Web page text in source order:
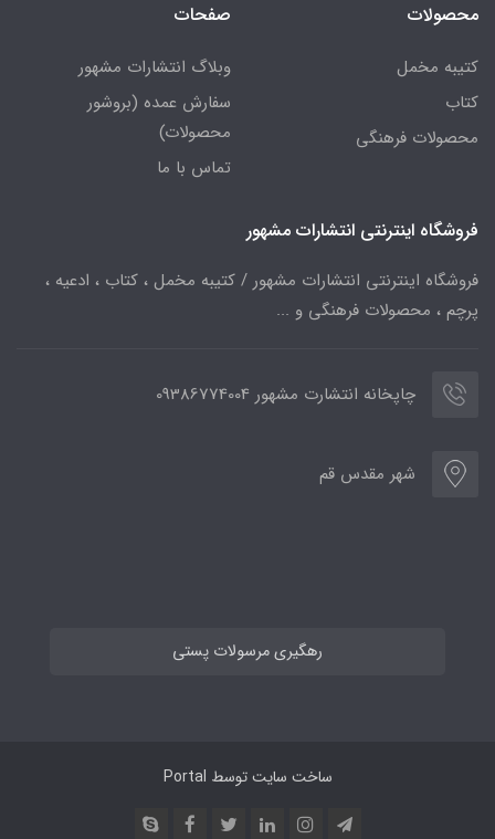
محصولات
کتیبه مخمل
کتاب
محصولات فرهنگی
صفحات
وبلاگ انتشارات مشهور
سفارش عمده (بروشور
محصولات)
تماس با ما
فروشگاه اینترنتی انتشارات مشهور
فروشگاه اینترنتی انتشارات مشهور / کتیبه مخمل ، کتاب ، ادعیه ،
پرچم ، محصولات فرهنگی و ...
چاپخانه انتشارت مشهور 09386774004
شهر مقدس قم
رهگیری مرسولات پستی
ساخت سایت توسط Portal